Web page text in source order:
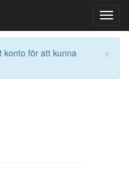
×
konto för att kunna